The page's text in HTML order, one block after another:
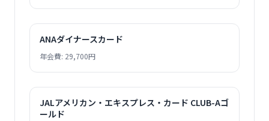
ANAダイナースカード
年会費: 29,700円
JALアメリカン・エキスプレス・カード CLUB-Aゴ
ールド